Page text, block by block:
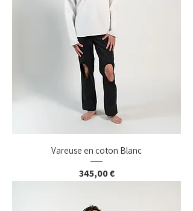
Vareuse en coton Blanc
Prix
345,00 €